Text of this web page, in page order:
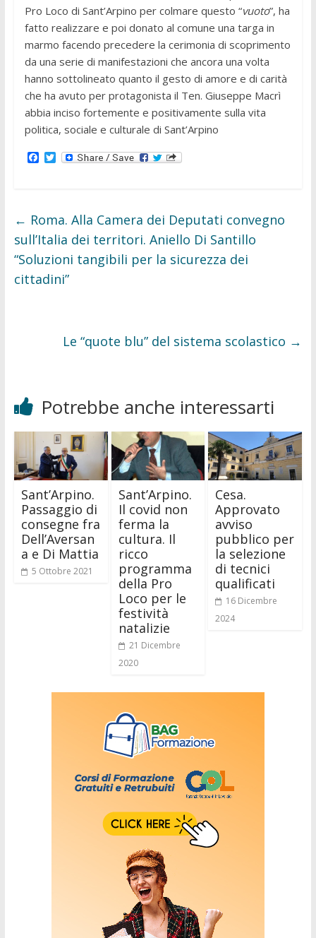
Pro Loco di Sant’Arpino per colmare questo “vuoto”, ha
fatto realizzare e poi donato al comune una targa in
marmo facendo precedere la cerimonia di scoprimento
da una serie di manifestazioni che ancora una volta
hanno sottolineato quanto il gesto di amore e di carità
che ha avuto per protagonista il Ten. Giuseppe Macrì
abbia inciso fortemente e positivamente sulla vita
politica, sociale e culturale di Sant’Arpino
F
o
o
k
T
e
r
← Roma. Alla Camera dei Deputati convegno
sull’Italia dei territori. Aniello Di Santillo
“Soluzioni tangibili per la sicurezza dei
cittadini”
Le “quote blu” del sistema scolastico →
Potrebbe anche interessarti
Sant’Arpino.
Passaggio di
consegne fra
Dell’Aversan
a e Di Mattia
5 Ottobre 2021
Sant’Arpino.
Il covid non
ferma la
cultura. Il
ricco
programma
della Pro
Loco per le
festività
natalizie
21 Dicembre
2020
Cesa.
Approvato
avviso
pubblico per
la selezione
di tecnici
qualificati
16 Dicembre
2024